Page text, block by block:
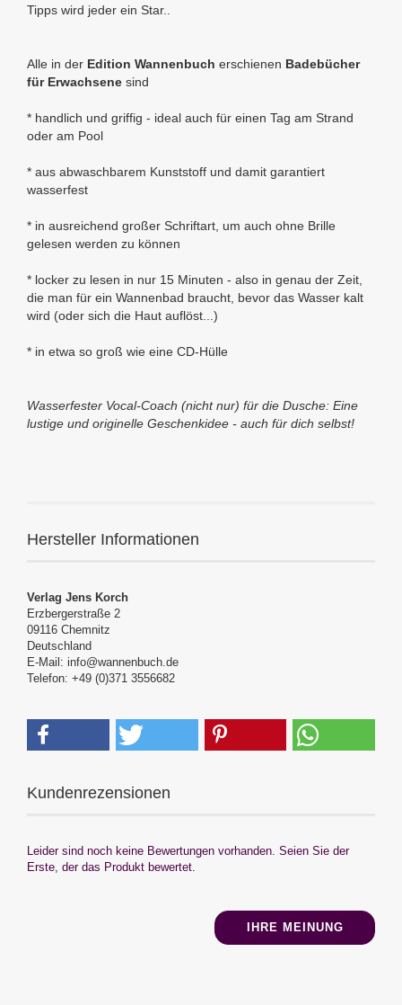
Tipps wird jeder ein Star..
Alle in der Edition Wannenbuch erschienen Badebücher
für Erwachsene sind
* handlich und griffig - ideal auch für einen Tag am Strand
oder am Pool
* aus abwaschbarem Kunststoff und damit garantiert
wasserfest
* in ausreichend großer Schriftart, um auch ohne Brille
gelesen werden zu können
* locker zu lesen in nur 15 Minuten - also in genau der Zeit,
die man für ein Wannenbad braucht, bevor das Wasser kalt
wird (oder sich die Haut auflöst...)
* in etwa so groß wie eine CD-Hülle
Wasserfester Vocal-Coach (nicht nur) für die Dusche: Eine
lustige und originelle Geschenkidee - auch für dich selbst!
Hersteller Informationen
Verlag Jens Korch
Erzbergerstraße 2
09116 Chemnitz
Deutschland
E-Mail: info@wannenbuch.de
Telefon: +49 (0)371 3556682
Kundenrezensionen
Leider sind noch keine Bewertungen vorhanden. Seien Sie der
Erste, der das Produkt bewertet.
IHRE MEINUNG